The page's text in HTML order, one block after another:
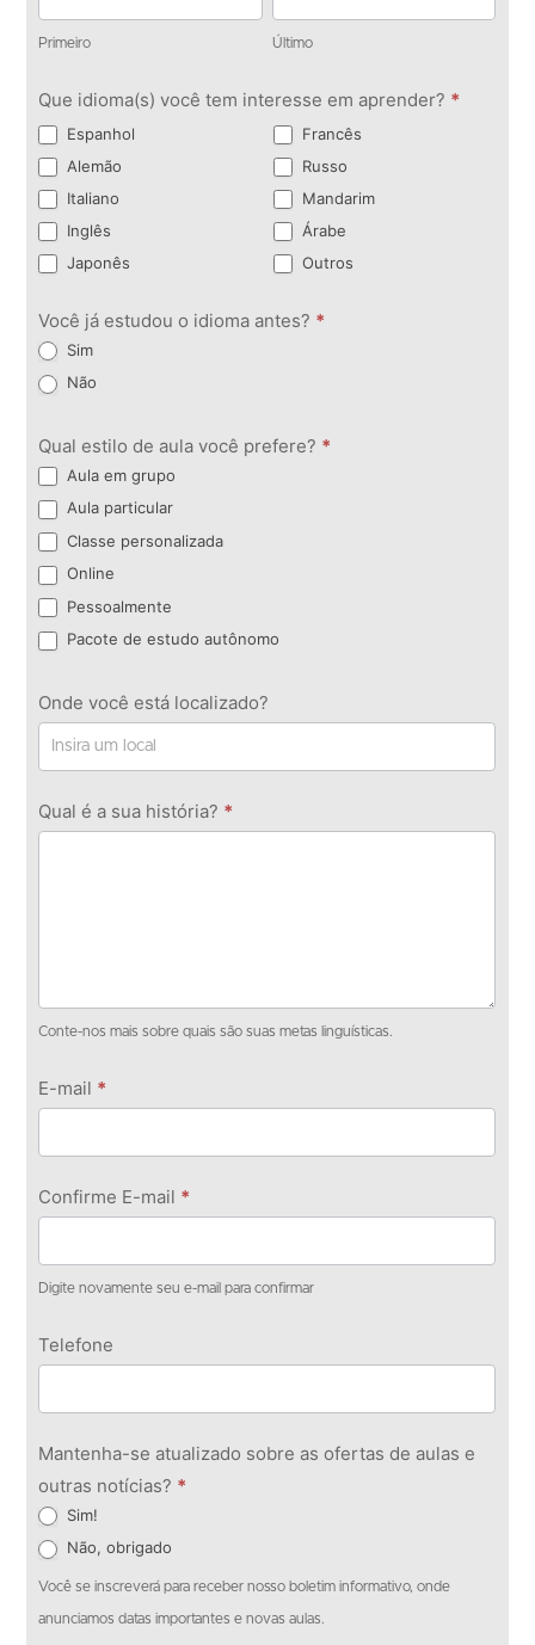
contato
Primeiro Último
Que idioma(s) você tem interesse em aprender? *
Espanhol
Francês
Alemão
Russo
Italiano
Mandarim
Inglês
Árabe
Japonês
Outros
Você já estudou o idioma antes? *
Sim
Não
Qual estilo de aula você prefere? *
Aula em grupo
Aula particular
Classe personalizada
Online
Pessoalmente
Pacote de estudo autônomo
Onde você está localizado?
Qual é a sua história? *
Conte-nos mais sobre quais são suas metas linguísticas.
E-mail *
Confirme E-mail *
Digite novamente seu e-mail para confirmar
Telefone
Mantenha-se atualizado sobre as ofertas de aulas e
outras notícias? *
Sim!
Não, obrigado
Você se inscreverá para receber nosso boletim informativo, onde
anunciamos datas importantes e novas aulas.